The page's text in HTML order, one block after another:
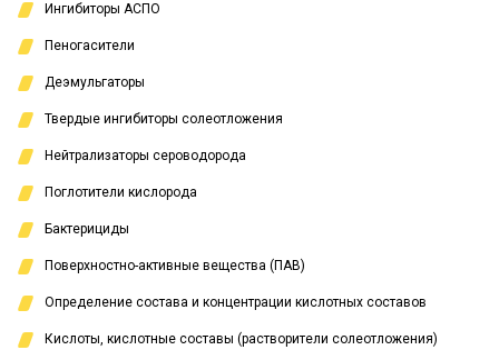
Ингибиторы АСПО
Пеногасители
Деэмульгаторы
Твердые ингибиторы солеотложения
Нейтрализаторы сероводорода
Поглотители кислорода
Бактерициды
Поверхностно-активные вещества (ПАВ)
Определение состава и концентрации кислотных составов
Кислоты, кислотные составы (растворители солеотложения)